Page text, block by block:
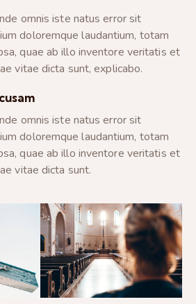
omnis iste natus error sit
doloremque laudantium, totam
quae ab illo inventore veritatis et
vitae dicta sunt, explicabo.
omnis iste natus error sit
doloremque laudantium, totam
quae ab illo inventore veritatis et
vitae dicta sunt.